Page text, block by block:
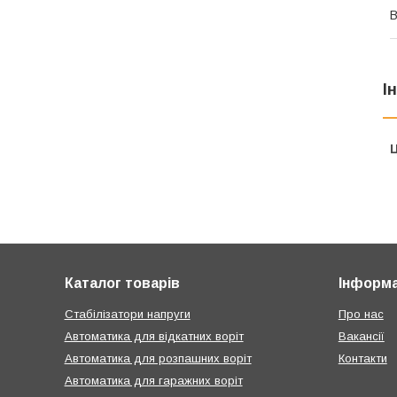
Каталог товарів
Стабілізатори напруги
Автоматика для відкатних воріт
Автоматика для розпашних воріт
Автоматика для гаражних воріт
Про нас
Вакансії
Контакти